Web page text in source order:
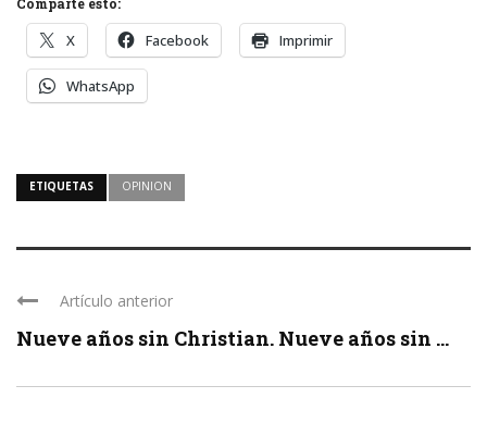
X Facebook Imprimir
WhatsApp
ETIQUETAS OPINION
Artículo anterior
Nueve años sin Christian. Nueve años sin ...